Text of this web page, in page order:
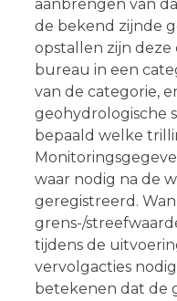
aanbrengen van
de bekend zijnde
opstallen zijn deze
bureau in een
van de categorie,
geohydrologische
bepaald welke
waar nodig na de
geregistreerd.
grens-/
tijdens de
vervolgacties
betekenen dat de